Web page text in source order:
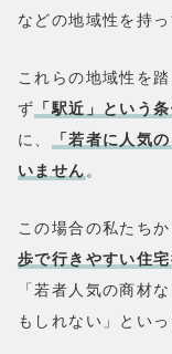
などの地域性を持っ
これらの地域性を
ず 「駅近」という
に、
「若者に人気
いません 。
この場合の私たち
歩で行きやすい住
「若者人気の商材な
もしれない」とい